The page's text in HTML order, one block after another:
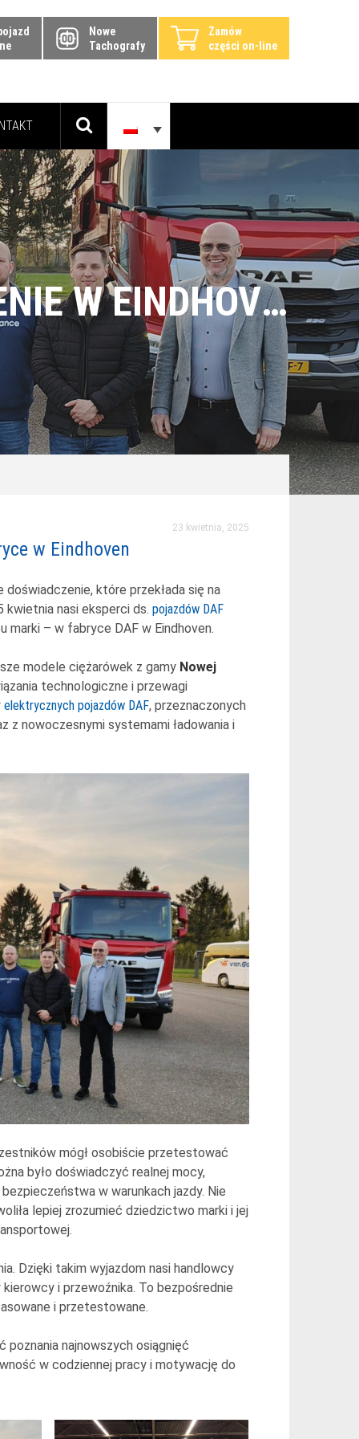
Nowe
Tachografy
Zamów
części on-line
NOWA GENERACJA DAF MY25 – SZKOLENIE W EINDHOVEN
23 kwietnia, 2025
w Eindhoven
które przekłada się na
nasi eksperci ds. pojazdów DAF
marki – w fabryce DAF w Eindhoven.
modele ciężarówek z gamy Nowej
technologiczne i przewagi
elektrycznych pojazdów DAF, przeznaczonych
z nowoczesnymi systemami ładowania i
mógł osobiście przetestować
było doświadczyć realnej mocy,
w warunkach jazdy. Nie
lepiej zrozumieć dziedzictwo marki i jej
Dzięki takim wyjazdom nasi handlowcy
i przewoźnika. To bezpośrednie
i przetestowane.
poznania najnowszych osiągnięć
w codziennej pracy i motywację do